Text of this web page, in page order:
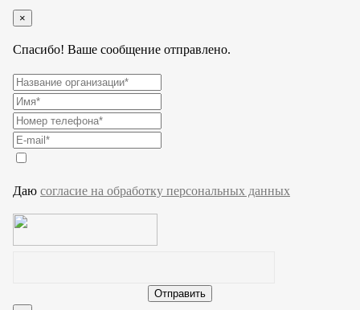
×
Спасибо! Ваше сообщение отправлено.
Даю согласие на обработку персональных данных